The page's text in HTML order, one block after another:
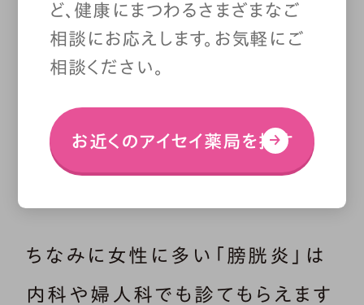
ちなみに女性に多い「膀胱炎」は
内科や婦人科でも診てもらえます
ど、健康にまつわるさまざまなご
相談にお応えします。お気軽にご
相談ください。
お近くのアイセイ薬局を探す